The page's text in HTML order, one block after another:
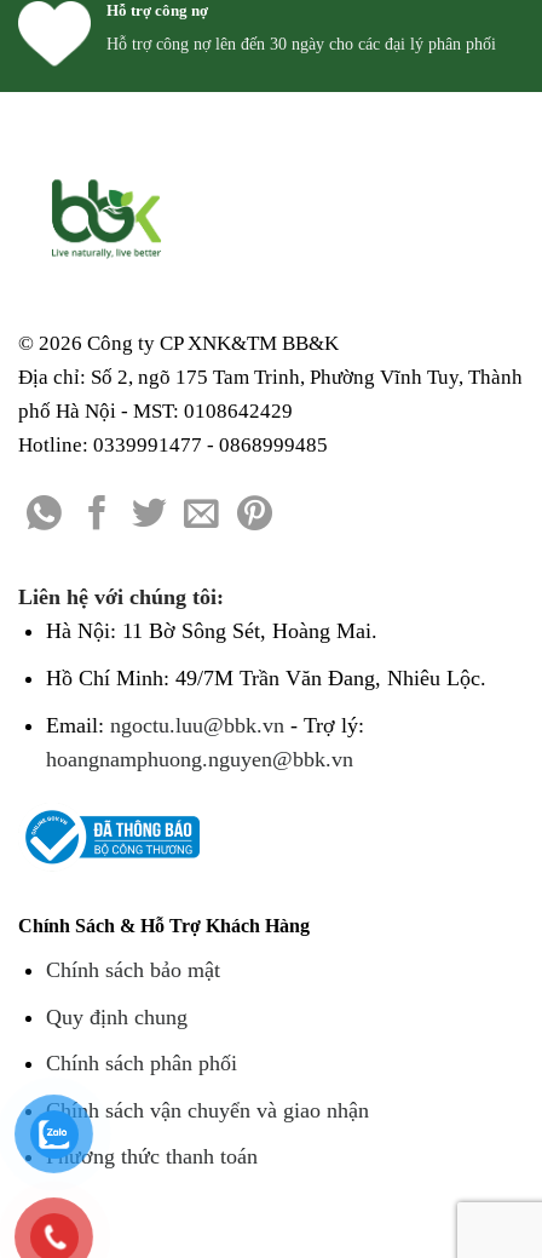
Hỗ trợ công nợ
Hỗ trợ công nợ lên đến 30 ngày cho các đại lý phân phối
© 2026 Công ty CP XNK&TM BB&K
Địa chỉ: Số 2, ngõ 175 Tam Trinh, Phường Vĩnh Tuy, Thành
phố Hà Nội - MST: 0108642429
Hotline: 0339991477 - 0868999485
Liên hệ với chúng tôi:
Hà Nội: 11 Bờ Sông Sét, Hoàng Mai.
Hồ Chí Minh: 49/7M Trần Văn Đang, Nhiêu Lộc.
Email: ngoctu.luu@bbk.vn - Trợ lý:
hoangnamphuong.nguyen@bbk.vn
Chính Sách & Hỗ Trợ Khách Hàng
Chính sách bảo mật
Quy định chung
Chính sách phân phối
Chính sách vận chuyển và giao nhận
Phương thức thanh toán